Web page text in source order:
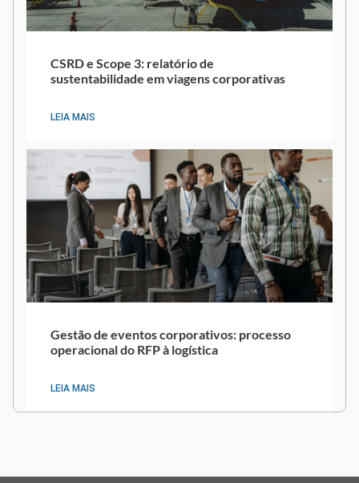
CSRD e Scope 3: relatório de
sustentabilidade em viagens corporativas
LEIA MAIS
Gestão de eventos corporativos: processo
operacional do RFP à logística
LEIA MAIS